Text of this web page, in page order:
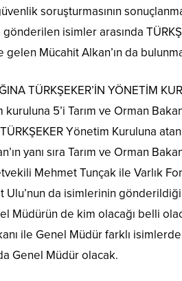
soruşturmasının
gönderilen isimler arasında
Mücahit Alkan’ın da
TÜRKŞEKER’İN YÖNETİM
kuruluna 5’i Tarım ve Orman
Yönetim Kuruluna
yanı sıra Tarım ve Orman
Mehmet Tunçak ile Varlık
Ulu’nun da isimlerinin
Müdürün de kim olacağı belli
ile Genel Müdür farklı
Genel Müdür olacak.